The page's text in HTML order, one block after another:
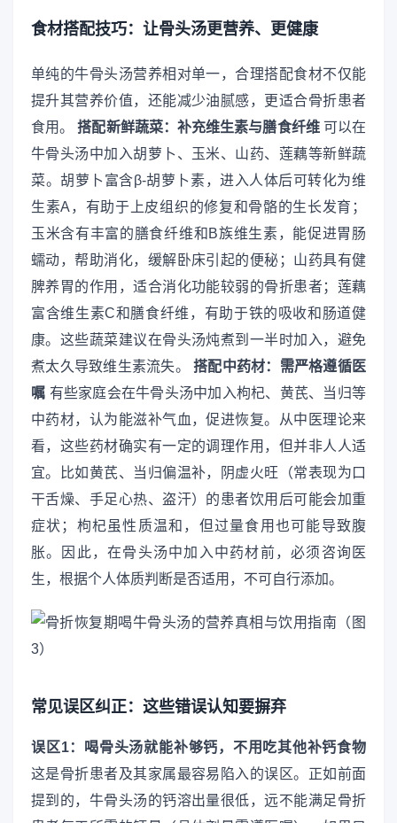
食材搭配技巧：让骨头汤更营养、更健康
单纯的牛骨头汤营养相对单一，合理搭配食材不仅能
提升其营养价值，还能减少油腻感，更适合骨折患者
食用。搭配新鲜蔬菜：补充维生素与膳食纤维可以在
牛骨头汤中加入胡萝卜、玉米、山药、莲藕等新鲜蔬
菜。胡萝卜富含β-胡萝卜素，进入人体后可转化为维
生素A，有助于上皮组织的修复和骨骼的生长发育；
玉米含有丰富的膳食纤维和B族维生素，能促进胃肠
蠕动，帮助消化，缓解卧床引起的便秘；山药具有健
脾养胃的作用，适合消化功能较弱的骨折患者；莲藕
富含维生素C和膳食纤维，有助于铁的吸收和肠道健
康。这些蔬菜建议在骨头汤炖煮到一半时加入，避免
煮太久导致维生素流失。搭配中药材：需严格遵循医
嘱 有些家庭会在牛骨头汤中加入枸杞、黄芪、当归等
中药材，认为能滋补气血，促进恢复。从中医理论来
看，这些药材确实有一定的调理作用，但并非人人适
宜。比如黄芪、当归偏温补，阴虚火旺（常表现为口
干舌燥、手足心热、盗汗）的患者饮用后可能会加重
症状；枸杞虽性质温和，但过量食用也可能导致腹
胀。因此，在骨头汤中加入中药材前，必须咨询医
生，根据个人体质判断是否适用，不可自行添加。
常见误区纠正：这些错误认知要摒弃
误区1：喝骨头汤就能补够钙，不用吃其他补钙食物
这是骨折患者及其家属最容易陷入的误区。正如前面
提到的，牛骨头汤的钙溶出量很低，远不能满足骨折